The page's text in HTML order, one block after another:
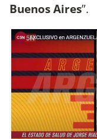
Buenos Aires”.